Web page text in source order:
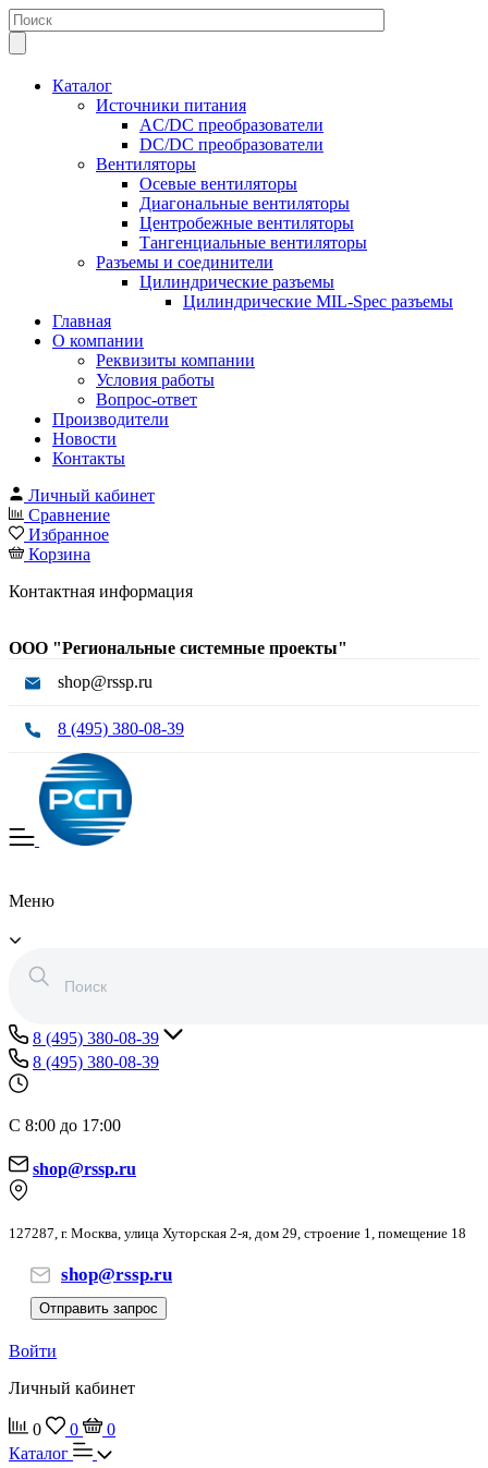
Каталог
Источники питания
AC/DC преобразователи
DC/DC преобразователи
Вентиляторы
Осевые вентиляторы
Диагональные вентиляторы
Центробежные вентиляторы
Тангенциальные вентиляторы
Разъемы и соединители
Цилиндрические разъемы
Цилиндрические MIL-Spec разъемы
Главная
О компании
Реквизиты компании
Условия работы
Вопрос-ответ
Производители
Новости
Контакты
Личный кабинет
Сравнение
Избранное
Корзина
Контактная информация
ООО "Региональные системные проекты"
shop@rssp.ru
8 (495) 380-08-39
Меню
8 (495) 380-08-39
8 (495) 380-08-39
С 8:00 до 17:00
shop@rssp.ru
127287, г. Москва, улица Хуторская 2-я, дом 29, строение 1, помещение 18
shop@rssp.ru
Отправить запрос
Войти
Личный кабинет
0 0
0
Каталог